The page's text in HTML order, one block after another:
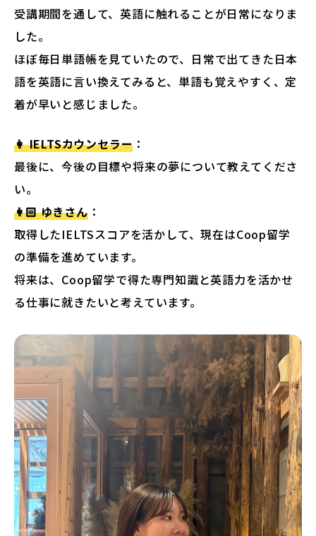
受講期間を通して、英語に触れることが日常になりま
した。
ほぼ毎日単語帳を見ていたので、日常で出てきた日本
語を英語に言い換えてみると、単語も覚えやすく、定
着が早いと感じました。
👩 IELTSカウンセラー ：
最後に、今後の目標や将来の夢について教えてくださ
い。
👩🏻 ゆきさん：
取得したIELTSスコアを活かして、現在はCoop留学
の準備を進めています。
将来は、Coop留学で得た専門知識と英語力を活かせ
る仕事に就きたいと考えています。